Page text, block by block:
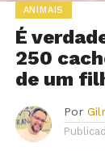
ANIMAIS
É
250
de um
Por